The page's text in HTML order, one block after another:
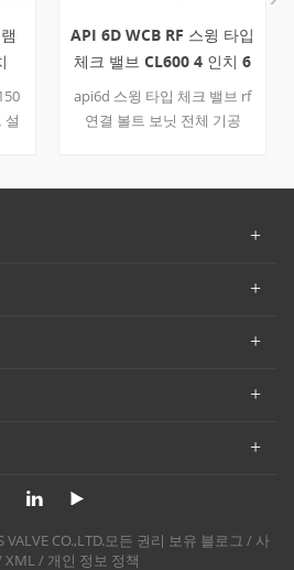
설
드,
API 6D WCB RF 스윙 타입
체크 밸브 CL600 4 인치 6
인치
api6d 스윙 타입 체크 밸브 rf
연결 볼트 보닛 전체 기공
지. -29 ℃ ~ + 425 ℃에있는 적
성 bc, 스윙 타입 연결 타입 플
CO.,LTD.모든 권리 보유 블로그 / 사
XML / 개인 정보 정책